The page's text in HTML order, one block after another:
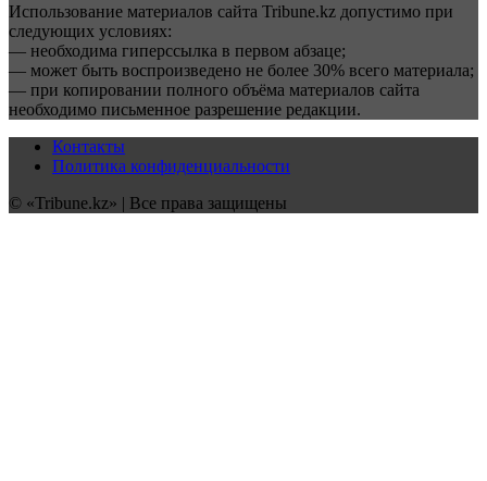
Использование материалов сайта Tribune.kz допустимо при
следующих условиях:
— необходима гиперссылка в первом абзаце;
— может быть воспроизведено не более 30% всего материала;
— при копировании полного объёма материалов сайта
необходимо письменное разрешение редакции.
Контакты
Политика конфиденциальности
© «Tribune.kz» | Все права защищены